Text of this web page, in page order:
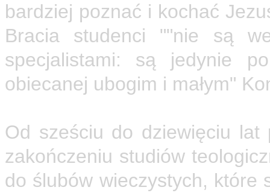
bardziej poznać i kochać
Bracia studenci ""nie są
specjalistami: są jedynie
obiecanej ubogim i małym"
Od sześciu do dziewięciu
zakończeniu studiów
do ślubów wieczystych, które